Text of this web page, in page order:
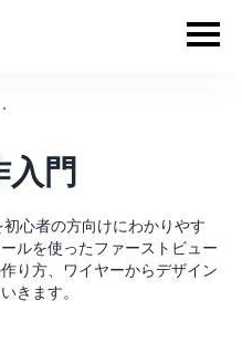
入門
門
心者の方向けにわかりやす
ルを使ったファーストビュー
り方、ワイヤーからデザイン
きます。